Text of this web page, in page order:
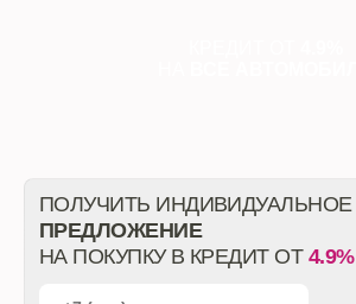
ПОЛУЧИТЬ ИНДИВИДУАЛЬНОЕ
ПРЕДЛОЖЕНИЕ
НА ПОКУПКУ В КРЕДИТ ОТ 4.9%